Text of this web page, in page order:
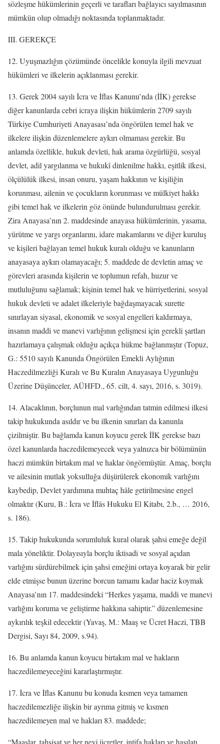
sözleşme hükümlerinin geçerli ve tarafları bağlayıcı sayılmasının
mümkün olup olmadığı noktasında toplanmaktadır.
III. GEREKÇE
12. Uyuşmazlığın çözümünde öncelikle konuyla ilgili mevzuat
hükümleri ve ilkelerin açıklanması gerekir.
13. Gerek 2004 sayılı İcra ve İflas Kanunu’nda (İİK) gerekse
diğer kanunlarda cebri icraya ilişkin hükümlerin 2709 sayılı
Türkiye Cumhuriyeti Anayasası’nda öngörülen temel hak ve
ilkelere ilişkin düzenlemelere aykırı olmaması gerekir. Bu
anlamda özellikle, hukuk devleti, hak arama özgürlüğü, sosyal
devlet, adil yargılanma ve hukukî dinlenilme hakkı, eşitlik ilkesi,
ölçülülük ilkesi, insan onuru, yaşam hakkının ve kişiliğin
korunması, ailenin ve çocukların korunması ve mülkiyet hakkı
gibi temel hak ve ilkelerin göz önünde bulundurulması gerekir.
Zira Anayasa’nın 2. maddesinde anayasa hükümlerinin, yasama,
yürütme ve yargı organlarını, idare makamlarını ve diğer kuruluş
ve kişileri bağlayan temel hukuk kuralı olduğu ve kanunların
anayasaya aykırı olamayacağı; 5. maddede de devletin amaç ve
görevleri arasında kişilerin ve toplumun refah, huzur ve
mutluluğunu sağlamak; kişinin temel hak ve hürriyetlerini, sosyal
hukuk devleti ve adalet ilkeleriyle bağdaşmayacak surette
sınırlayan siyasal, ekonomik ve sosyal engelleri kaldırmaya,
insanın maddi ve manevi varlığının gelişmesi için gerekli şartları
hazırlamaya çalışmak olduğu açıkça hükme bağlanmıştır (Topuz,
G.: 5510 sayılı Kanunda Öngörülen Emekli Aylığının
Haczedilmezliği Kuralı ve Bu Kuralın Anayasaya Uygunluğu
Üzerine Düşünceler, AÜHFD., 65. cilt, 4. sayı, 2016, s. 3019).
14. Alacaklının, borçlunun mal varlığından tatmin edilmesi ilkesi
takip hukukunda asıldır ve bu ilkenin sınırları da kanunla
çizilmiştir. Bu bağlamda kanun koyucu gerek İİK gerekse bazı
özel kanunlarda haczedilemeyecek veya yalnızca bir bölümünün
haczi mümkün birtakım mal ve haklar öngörmüştür. Amaç, borçlu
ve ailesinin mutlak yoksulluğa düşürülerek ekonomik varlığını
kaybedip, Devlet yardımına muhtaç hâle getirilmesine engel
olmaktır (Kuru, B.: İcra ve İflâs Hukuku El Kitabı, 2.b., … 2016,
s. 186).
15. Takip hukukunda sorumluluk kural olarak şahsi emeğe değil
mala yöneliktir. Dolayısıyla borçlu iktisadi ve sosyal açıdan
varlığını sürdürebilmek için şahsi emeğini ortaya koyarak bir gelir
elde etmişse bunun üzerine borcun tamamı kadar haciz koymak
Anayasa’nın 17. maddesindeki “Herkes yaşama, maddi ve manevi
varlığını koruma ve geliştirme hakkına sahiptir.” düzenlemesine
aykırılık teşkil edecektir (Yavaş, M.: Maaş ve Ücret Haczi, TBB
Dergisi, Sayı 84, 2009, s.94).
16. Bu anlamda kanun koyucu birtakım mal ve hakların
haczedilemeyeceğini kararlaştırmıştır.
17. İcra ve İflas Kanunu bu konuda kısmen veya tamamen
haczedilemezliğe ilişkin bir ayrıma gitmiş ve kısmen
haczedilemeyen mal ve hakları 83. maddede;
“Maaşlar, tahsisat ve her nevi ücretler, intifa hakları ve hasılatı,